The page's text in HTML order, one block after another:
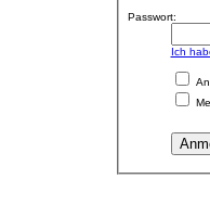
Passwort:
Ich